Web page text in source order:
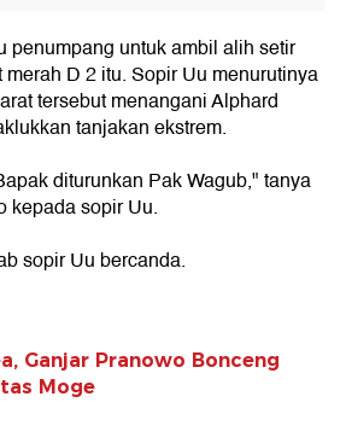
penumpang untuk ambil alih setir
D 2 itu. Sopir Uu menurutinya
tersebut menangani Alphard
tanjakan ekstrem.
diturunkan Pak Wagub," tanya
kepada sopir Uu.
sopir Uu bercanda.
Ganjar Pranowo Bonceng
Moge